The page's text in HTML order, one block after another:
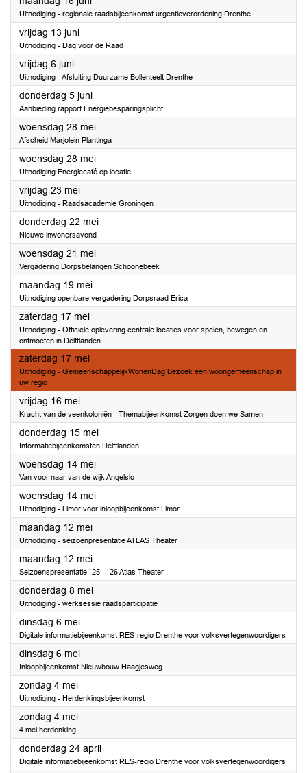
Uitnodiging - regionale raadsbijeenkomst urgentieverordening Drenthe
vrijdag 13 juni2025
Uitnodiging - Dag voor de Raad
vrijdag 6 juni2025
Uitnodiging - Afsluiting Duurzame Bollenteelt Drenthe
donderdag 5 juni2025
Aanbieding rapport Energiebesparingsplicht
woensdag 28 mei2025
Afscheid Marjolein Plantinga
woensdag 28 mei2025
Uitnodiging Energiecafé op locatie
vrijdag 23 mei2025
Uitnodiging - Raadsacademie Groningen
donderdag 22 mei2025
Nieuwe inwonersavond
woensdag 21 mei2025
Vergadering Dorpsbelangen Schoonebeek
maandag 19 mei2025
Uitnodiging openbare vergadering Dorpsraad Erica
zaterdag 17 mei2025
Uitnodiging - Officiële oplevering centrale locaties voor spelen, bewegen en
ontmoeten in Delftlanden
zaterdag 17 mei2025
Uitnodiging - GemeenschappelijkWonenDag Bezoek een woongemeenschap in
uw regio
vrijdag 16 mei2025
Kracht van de veenkoloniën - Themabijeenkomst Zorgen doen we Samen
donderdag 15 mei2025
Informatiebijeenkomsten Delftlanden
woensdag 14 mei2025
Van voor naar van de wijk Angelslo
woensdag 14 mei2025
Uitnodiging - Limor voor inloopbijeenkomst Limor
maandag 12 mei2025
Uitnodiging - seizoenpresentatie ATLAS Theater
maandag 12 mei2025
Seizoenspresentatie `25 - `26 Atlas Theater
donderdag 8 mei2025
Uitnodiging - werksessie raadsparticipatie
dinsdag 6 mei2025
Digitale informatiebijeenkomst RES-regio Drenthe voor volksvertegenwoordigers
dinsdag 6 mei2025
Inloopbijeenkomst Nieuwbouw Haagjesweg
zondag 4 mei2025
Uitnodiging - Herdenkingsbijeenkomst
zondag 4 mei2025
4 mei herdenking
donderdag 24 april2025
Digitale informatiebijeenkomst RES-regio Drenthe voor volksvertegenwoordigers